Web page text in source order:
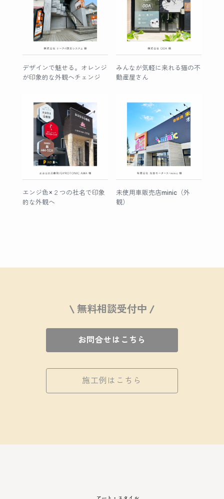
デザインで魅せる。オレンジ
が印象的な外観へチェンジ
みんなが気軽に来れる猫の不
動産屋さん
エンジ色×２つの社名で印象
的な外観へ
未使用車販売店minic（外
観）
\ 無料相談受付中 /
お問合せはこちら
施工例はこちら